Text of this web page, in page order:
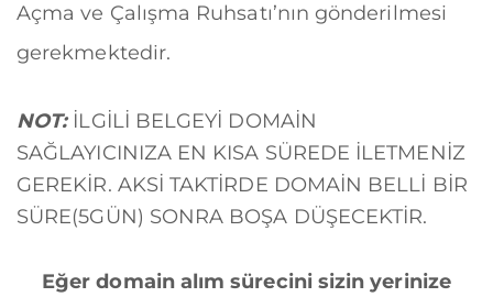
Açma ve Çalışma Ruhsatı’nın gönderilmesi
gerekmektedir.
NOT:İLGİLİ BELGEYİ DOMAİN
SAĞLAYICINIZA EN KISA SÜREDE İLETMENİZ
GEREKİR. AKSİ TAKTİRDE DOMAİN BELLİ BİR
SÜRE(5GÜN) SONRA BOŞA DÜŞECEKTİR.
Eğer domain alım sürecini sizin yerinize